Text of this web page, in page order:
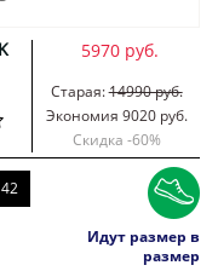
5970 руб.
Старая:14990 руб.
Экономия 9020 руб.
Скидка -60%
42
Идут размер в
размер